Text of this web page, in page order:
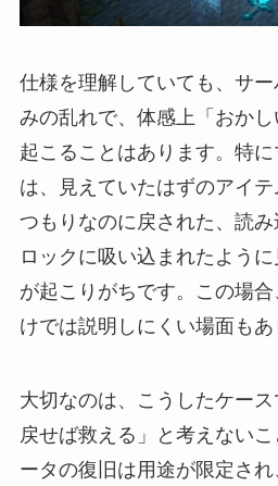
仕様を理解していても、サ
みの乱れで、体感上「おか
起こることはあります。特
は、見えていたはずのアイ
つもりなのに戻された、読
ロックに吸い込まれたよう
が起こりがちです。この場
けでは説明しにくい場面もあ
大切なのは、こうしたケー
戻せば救える」と考えない
ータの復旧は用途が限定さ